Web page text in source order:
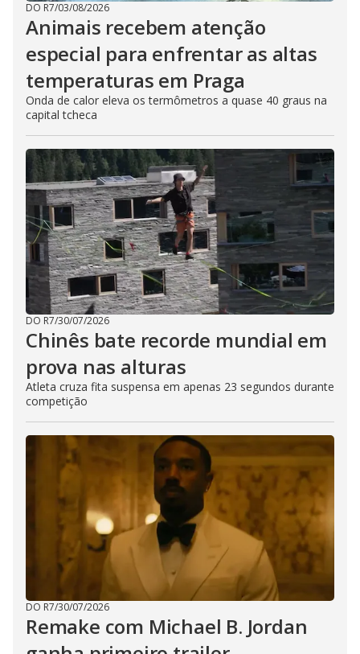
DO R7/03/08/2026
Animais recebem atenção
especial para enfrentar as altas
temperaturas em Praga
Onda de calor eleva os termômetros a quase 40 graus na
capital tcheca
DO R7/30/07/2026
Chinês bate recorde mundial em
prova nas alturas
Atleta cruza fita suspensa em apenas 23 segundos durante
competição
DO R7/30/07/2026
Remake com Michael B. Jordan